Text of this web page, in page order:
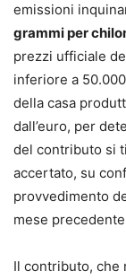
emissioni
grammi per
prezzi ufficiale
inferiore a
della casa
dall’euro, per
del contributo si
accertato, su
provvedimento
mese
Il contributo, che